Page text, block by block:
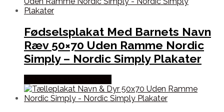
Fødselsplakat Med Barnets Navn
Ræv 50×70 Uden Ramme Nordic
Simply – Nordic Simply Plakater